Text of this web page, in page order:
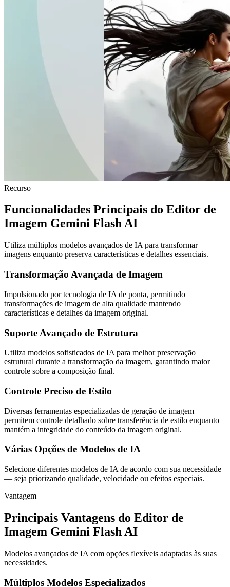
Recurso
Funcionalidades Principais do Editor de
Imagem Gemini Flash AI
Utiliza múltiplos modelos avançados de IA para transformar
imagens enquanto preserva características e detalhes essenciais.
Transformação Avançada de Imagem
Impulsionado por tecnologia de IA de ponta, permitindo
transformações de imagem de alta qualidade mantendo
características e detalhes da imagem original.
Suporte Avançado de Estrutura
Utiliza modelos sofisticados de IA para melhor preservação
estrutural durante a transformação da imagem, garantindo maior
controle sobre a composição final.
Controle Preciso de Estilo
Diversas ferramentas especializadas de geração de imagem
permitem controle detalhado sobre transferência de estilo enquanto
mantém a integridade do conteúdo da imagem original.
Várias Opções de Modelos de IA
Selecione diferentes modelos de IA de acordo com sua necessidade
— seja priorizando qualidade, velocidade ou efeitos especiais.
Vantagem
Principais Vantagens do Editor de
Imagem Gemini Flash AI
Modelos avançados de IA com opções flexíveis adaptadas às suas
necessidades.
Múltiplos Modelos Especializados